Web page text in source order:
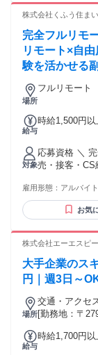
株式会社くふう住まい
完全フルリモ
リモート×自由度の高
験を活かせる副業に！ 工夫を掛け
最大化させる
場所
フルリモート
給与
対象
応募資格 ＼
売・接客・CS経験が活か
事業と両立し
す！ [必須] ・営業（新規テレアポ含む）またはインサイドセ
ールスの業
メールなどPC基本操作
を深掘りする
の業務経験がある方 ―･･―･･―･･―･
￣￣￣￣￣￣
は素直に吸収
ローチの切り
雇用形態： アルバイ
お気
株式会社エーエスピ
大手企業のス
円｜週3日～
場所
交通・アクセ
数！
[勤務地：〒
給与
時給1,700円以上